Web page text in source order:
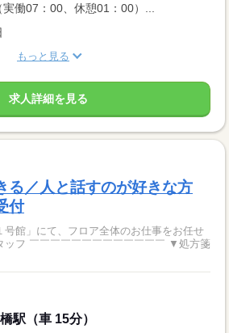
働07：00、休憩01：00）...
もっと見る
求人詳細を見る
る／人と話すのが好きな方
付
号館」にて、フロア全体のお仕事をお任せ
駅（車 15分）